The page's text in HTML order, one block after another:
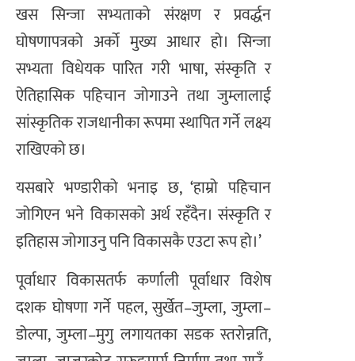
खस सिन्जा सभ्यताको संरक्षण र प्रवर्द्धन
घोषणापत्रको अर्को मुख्य आधार हो। सिन्जा
सभ्यता विधेयक पारित गरी भाषा, संस्कृति र
ऐतिहासिक पहिचान जोगाउने तथा जुम्लालाई
सांस्कृतिक राजधानीका रूपमा स्थापित गर्ने लक्ष्य
राखिएको छ।
यसबारे भण्डारीको भनाइ छ, ‘हाम्रो पहिचान
जोगिएन भने विकासको अर्थ रहँदैन। संस्कृति र
इतिहास जोगाउनु पनि विकासकै एउटा रूप हो।’
पूर्वाधार विकासतर्फ कर्णाली पूर्वाधार विशेष
दशक घोषणा गर्ने पहल, सुर्खेत–जुम्ला, जुम्ला–
डोल्पा, जुम्ला–मुगु लगायतका सडक स्तरोन्नति,